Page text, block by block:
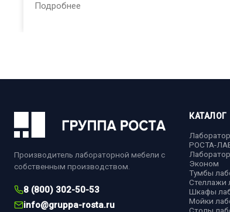
Подробнее
Производитель лабораторной мебели с
собственным производством.
8 (800) 302-50-53
info@gruppa-rosta.ru
КАТАЛОГ
РОСТА-
Эконом
Тумбы
Стеллажи
Шкафы
Мойки